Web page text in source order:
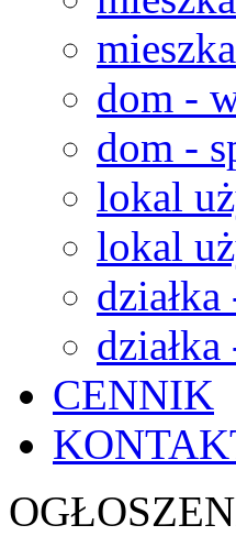
dom -
dom -
lokal
lokal
działka
CENNIK